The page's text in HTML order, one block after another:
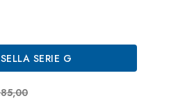
SERIE G
Standard